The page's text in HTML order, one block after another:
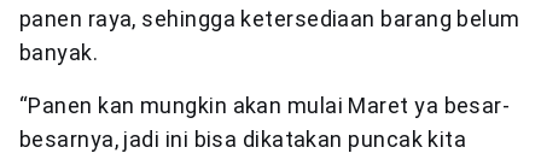
panen raya, sehingga ketersediaan barang belum
banyak.
“Panen kan mungkin akan mulai Maret ya besar-
besarnya, jadi ini bisa dikatakan puncak kita